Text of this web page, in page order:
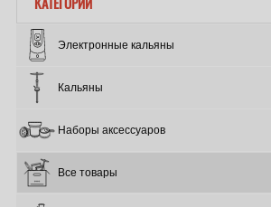
Электронные кальяны
Кальяны
Наборы аксессуаров
Все товары